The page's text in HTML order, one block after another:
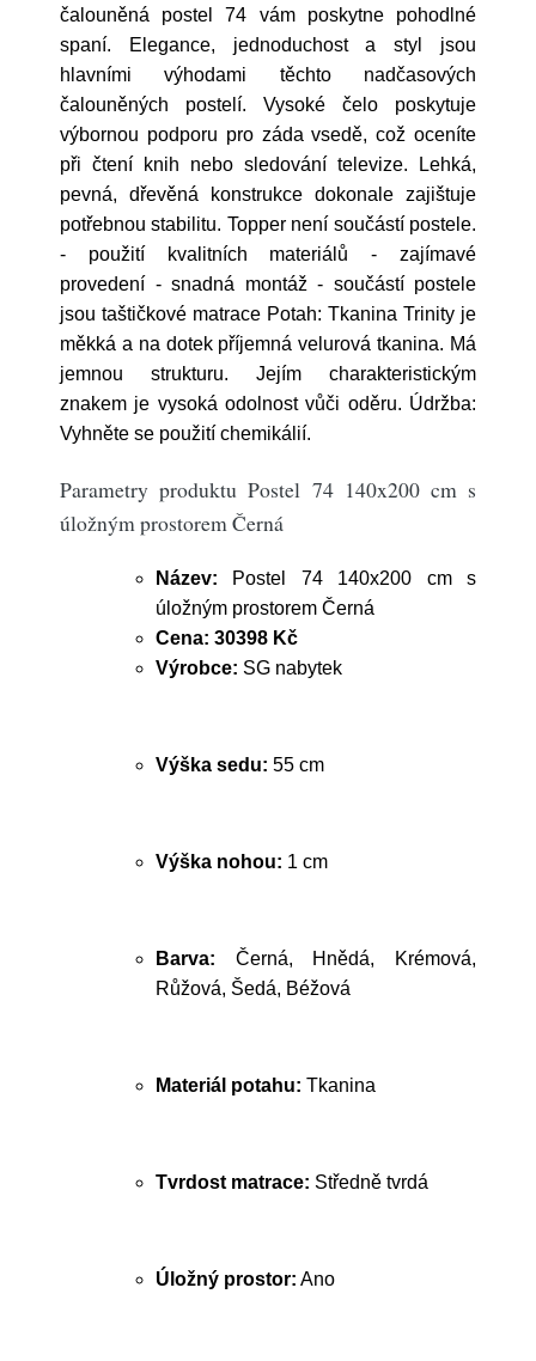
čalouněná postel 74 vám poskytne pohodlné
spaní. Elegance, jednoduchost a styl jsou
hlavními výhodami těchto nadčasových
čalouněných postelí. Vysoké čelo poskytuje
výbornou podporu pro záda vsedě, což oceníte
při čtení knih nebo sledování televize. Lehká,
pevná, dřevěná konstrukce dokonale zajištuje
potřebnou stabilitu. Topper není součástí postele.
- použití kvalitních materiálů - zajímavé
provedení - snadná montáž - součástí postele
jsou taštičkové matrace Potah: Tkanina Trinity je
měkká a na dotek příjemná velurová tkanina. Má
jemnou strukturu. Jejím charakteristickým
znakem je vysoká odolnost vůči oděru. Údržba:
Vyhněte se použití chemikálií.
Parametry produktu Postel 74 140x200 cm s
úložným prostorem Černá
Název: Postel 74 140x200 cm s
úložným prostorem Černá
Cena: 30398 Kč
Výrobce: SG nabytek
Výška sedu: 55 cm
Výška nohou: 1 cm
Barva: Černá, Hnědá, Krémová,
Růžová, Šedá, Béžová
Materiál potahu: Tkanina
Tvrdost matrace: Středně tvrdá
Úložný prostor: Ano